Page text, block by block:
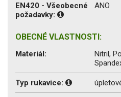
EN420 - Všeobecné
požadavky:
ANO
OBECNÉ VLASTNOSTI:
Materiál:
Nitril,
Typ rukavice: